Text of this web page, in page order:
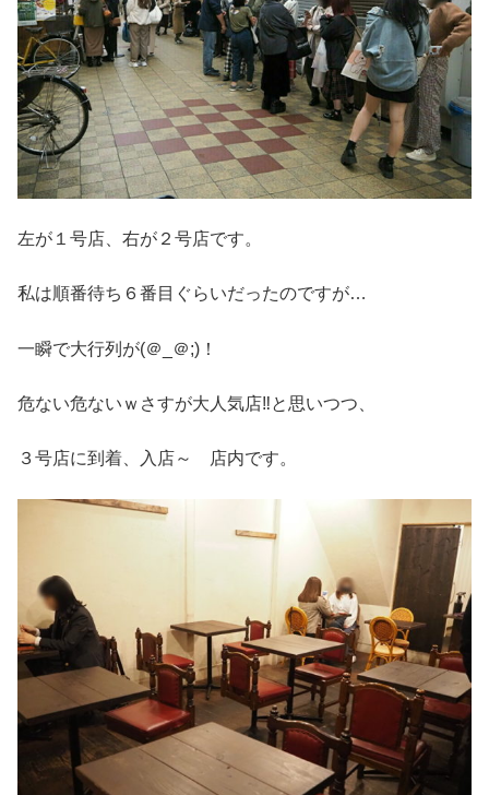
左が１号店、右が２号店です。
私は順番待ち６番目ぐらいだったのですが…
一瞬で大行列が(＠_＠;)！
危ない危ないｗさすが大人気店‼と思いつつ、
３号店に到着、入店～ 店内です。